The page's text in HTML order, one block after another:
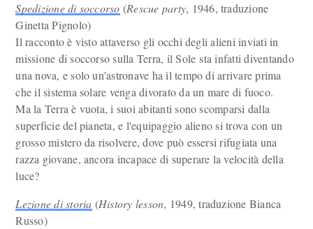
Spedizione di soccorso (Rescue party, 1946, traduzione
Ginetta Pignolo)
Il racconto è visto attaverso gli occhi degli alieni inviati in
missione di soccorso sulla Terra, il Sole sta infatti diventando
una nova, e solo un'astronave ha il tempo di arrivare prima
che il sistema solare venga divorato da un mare di fuoco.
Ma la Terra è vuota, i suoi abitanti sono scomparsi dalla
superficie del pianeta, e l'equipaggio alieno si trova con un
grosso mistero da risolvere, dove può essersi rifugiata una
razza giovane, ancora incapace di superare la velocità della
luce?
Lezione di storia (History lesson, 1949, traduzione Bianca
Russo)